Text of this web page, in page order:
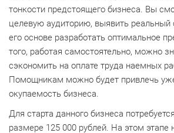
тонкости предстоящего бизнеса. Вы
целевую аудиторию, выявить реальный
его основе разработать оптимальное
того, работая самостоятельно, можно
сэкономить на оплате труда наемных
Помощникам можно будет привлечь
окупаемость бизнеса.
Для старта данного бизнеса
размере 125 000 рублей. На этом этапе